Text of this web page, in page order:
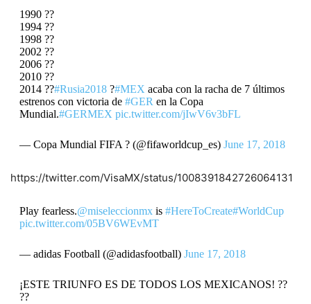
1990 ??
1994 ??
1998 ??
2002 ??
2006 ??
2010 ??
2014 ??#Rusia2018?#MEX acaba con la racha de 7 últimos
estrenos con victoria de #GER en la Copa
Mundial.#GERMEX pic.twitter.com/jIwV6v3bFL
— Copa Mundial FIFA ? (@fifaworldcup_es) June 17, 2018
https://twitter.com/VisaMX/status/1008391842726064131
Play fearless.@miseleccionmxis #HereToCreate#WorldCup
pic.twitter.com/05BV6WEvMT
— adidas Football (@adidasfootball) June 17, 2018
¡ESTE TRIUNFO ES DE TODOS LOS MEXICANOS! ??
??